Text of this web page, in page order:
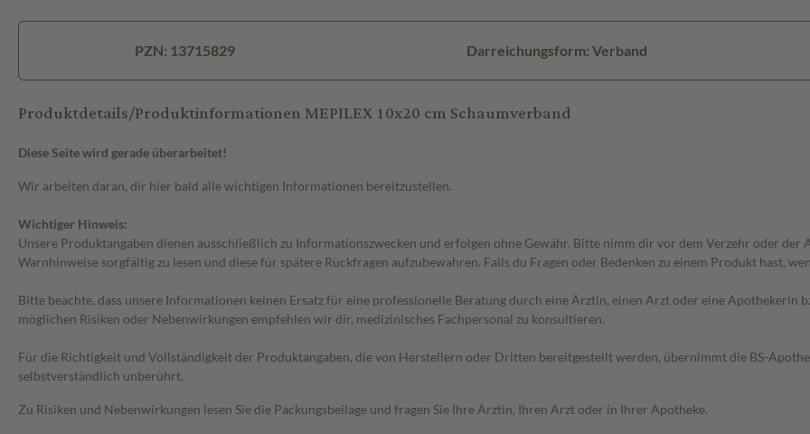
PZN: 13715829 Darreichungsform: Verband
Produktdetails/Produktinformationen MEPILEX 10x20 cm Schaumverband
Diese Seite wird gerade überarbeitet!
Wir arbeiten daran, dir hier bald alle wichtigen Informationen bereitzustellen.
Wichtiger Hinweis:
Unsere Produktangaben dienen ausschließlich zu Informationszwecken und erfolgen ohne Gewähr. Bitte nimm dir vor dem Verzehr oder
Warnhinweise sorgfältig zu lesen und diese für spätere Rückfragen aufzubewahren. Falls du Fragen oder Bedenken zu einem Produkt hast,
Bitte beachte, dass unsere Informationen keinen Ersatz für eine professionelle Beratung durch eine Ärztin, einen Arzt oder eine Apothekerin
möglichen Risiken oder Nebenwirkungen empfehlen wir dir, medizinisches Fachpersonal zu konsultieren.
Für die Richtigkeit und Vollständigkeit der Produktangaben, die von Herstellern oder Dritten bereitgestellt werden, übernimmt die BS-
selbstverständlich unberührt.
Zu Risiken und Nebenwirkungen lesen Sie die Packungsbeilage und fragen Sie Ihre Ärztin, Ihren Arzt oder in Ihrer Apotheke.